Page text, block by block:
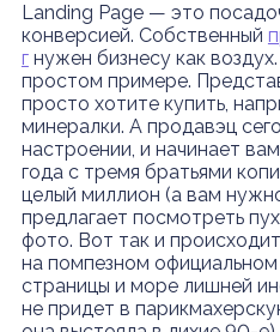
Landing Page — это
конверсией. Собственный
гнужен бизнесу как
простом примере.
просто хотите купить,
минералки. А продавэц
настроении, и начинает
года с тремя братьями
целый миллион (а вам
предлагает посмотреть
фото. Вот так и
на помпезном
страницы и море лишней
не придет в